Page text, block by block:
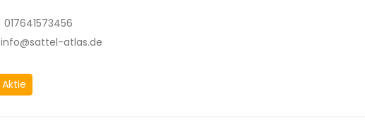
017641573456
info@sattel-atlas.de
Aktie